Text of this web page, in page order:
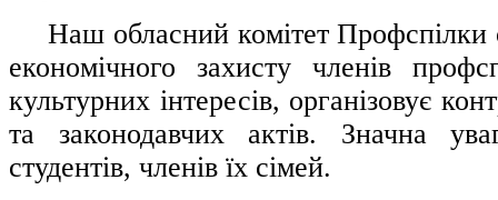
Наш обласний комітет Профспілки
економічного захисту членів
культурних інтересів, організовує
та законодавчих актів. Значна
студентів, членів їх сімей.